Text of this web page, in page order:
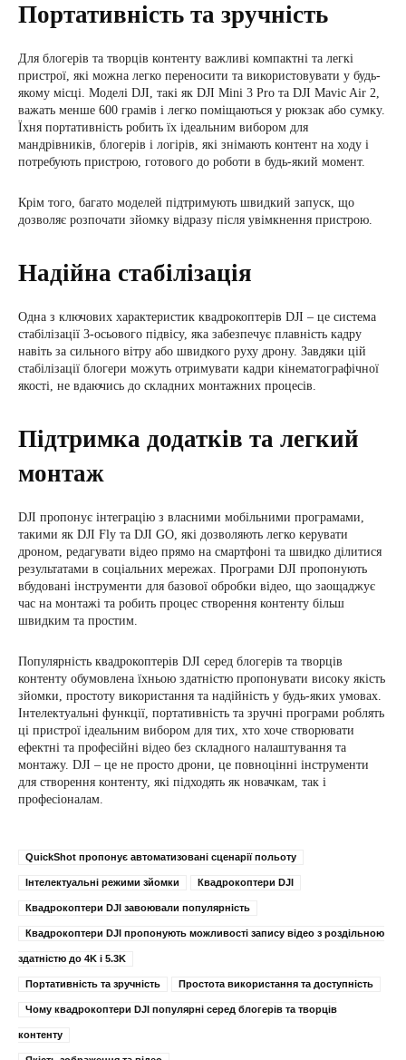
Портативність та зручність
Для блогерів та творців контенту важливі компактні та легкі
пристрої, які можна легко переносити та використовувати у будь-
якому місці. Моделі DJI, такі як DJI Mini 3 Pro та DJI Mavic Air 2,
важать менше 600 грамів і легко поміщаються у рюкзак або сумку.
Їхня портативність робить їх ідеальним вибором для
мандрівників, блогерів і логірів, які знімають контент на ходу і
потребують пристрою, готового до роботи в будь-який момент.
Крім того, багато моделей підтримують швидкий запуск, що
дозволяє розпочати зйомку відразу після увімкнення пристрою.
Надійна стабілізація
Одна з ключових характеристик квадрокоптерів DJI – це система
стабілізації 3-осьового підвісу, яка забезпечує плавність кадру
навіть за сильного вітру або швидкого руху дрону. Завдяки цій
стабілізації блогери можуть отримувати кадри кінематографічної
якості, не вдаючись до складних монтажних процесів.
Підтримка додатків та легкий
монтаж
DJI пропонує інтеграцію з власними мобільними програмами,
такими як DJI Fly та DJI GO, які дозволяють легко керувати
дроном, редагувати відео прямо на смартфоні та швидко ділитися
результатами в соціальних мережах. Програми DJI пропонують
вбудовані інструменти для базової обробки відео, що заощаджує
час на монтажі та робить процес створення контенту більш
швидким та простим.
Популярність квадрокоптерів DJI серед блогерів та творців
контенту обумовлена ​​їхньою здатністю пропонувати високу якість
зйомки, простоту використання та надійність у будь-яких умовах.
Інтелектуальні функції, портативність та зручні програми роблять
ці пристрої ідеальним вибором для тих, хто хоче створювати
ефектні та професійні відео без складного налаштування та
монтажу. DJI – це не просто дрони, це повноцінні інструменти
для створення контенту, які підходять як новачкам, так і
професіоналам.
QuickShot пропонує автоматизовані сценарії польоту
Інтелектуальні режими зйомки Квадрокоптери DJI
Квадрокоптери DJI завоювали популярність
Квадрокоптери DJI пропонують можливості запису відео з роздільною
здатністю до 4K і 5.3K
Портативність та зручність Простота використання та доступність
Чому квадрокоптери DJI популярні серед блогерів та творців
контенту